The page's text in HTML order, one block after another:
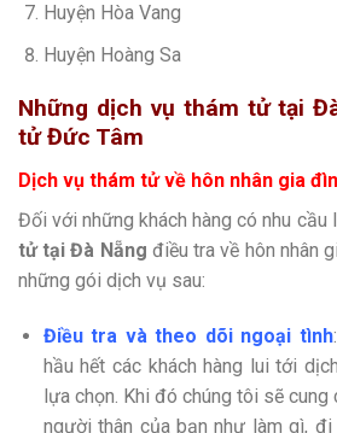
Huyện Hòa Vang
Huyện Hoàng Sa
Những dịch vụ thám tử tại
tử Đức Tâm
Dịch vụ thám tử về hôn nhân gia
Đối với những khách hàng có nhu cầu
tử tại Đà Nẵng điều tra về hôn nhân
những gói dịch vụ sau:
Điều tra và theo dõi ngoại tình
hầu hết các khách hàng lui tới
lựa chọn. Khi đó chúng tôi sẽ
người thân của bạn như làm gì,